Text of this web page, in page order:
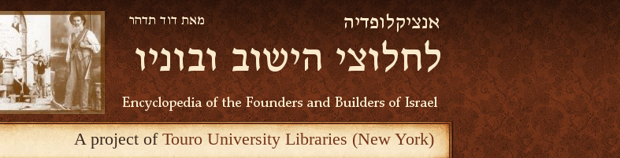
A project ofTouro University Libraries (New York)